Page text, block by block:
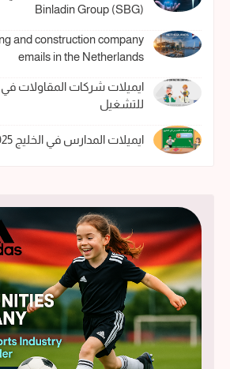
Binladin Group (SBG)
and construction company
emails in the Netherlands
ايميلات شركات المقاولات
للتشغيل
ايميلات المدارس في الخليج 2025